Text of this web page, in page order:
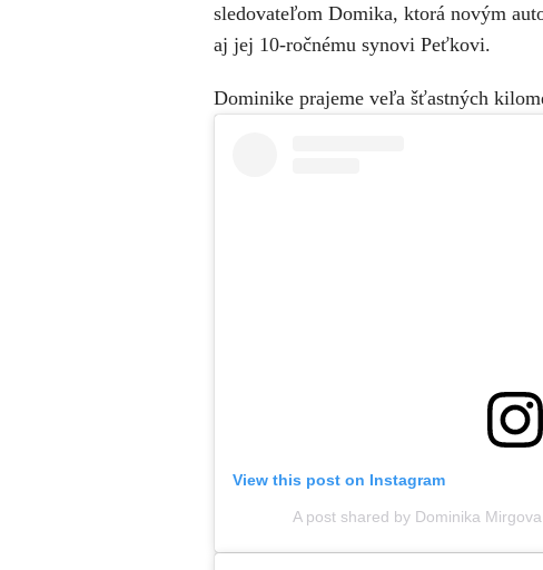
sledovateľom Domika, ktorá novým
aj jej 10-ročnému synovi Peťkovi.
Dominike prajeme veľa šťastných
View this post on Instagram
A post shared by Dominika